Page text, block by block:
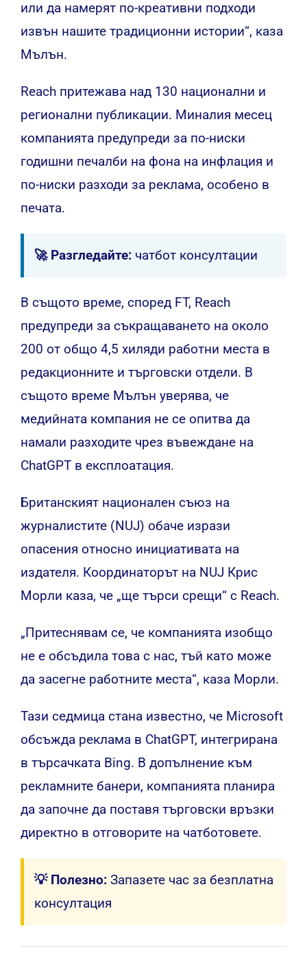
или да намерят по-креативни подходи
извън нашите традиционни истории“, каза
Мълън.
Reach притежава над 130 национални и
регионални публикации. Миналия месец
компанията предупреди за по-ниски
годишни печалби на фона на инфлация и
по-ниски разходи за реклама, особено в
печата.
🚀 Разгледайте: чатбот консултации
В същото време, според FT, Reach
предупреди за съкращаването на около
200 от общо 4,5 хиляди работни места в
редакционните и търговски отдели. В
същото време Мълън уверява, че
медийната компания не се опитва да
намали разходите чрез въвеждане на
ChatGPT в експлоатация.
Британският национален съюз на
журналистите (NUJ) обаче изрази
опасения относно инициативата на
издателя. Координаторът на NUJ Крис
Морли каза, че „ще търси срещи“ с Reach.
„Притеснявам се, че компанията изобщо
не е обсъдила това с нас, тъй като може
да засегне работните места“, каза Морли.
Тази седмица стана известно, че Microsoft
обсъжда реклама в ChatGPT, интегрирана
в търсачката Bing. В допълнение към
рекламните банери, компанията планира
да започне да поставя търговски връзки
директно в отговорите на чатботовете.
💡 Полезно: Запазете час за безплатна
консултация